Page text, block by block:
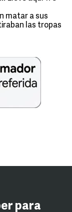
matar a sus
las tropas
para